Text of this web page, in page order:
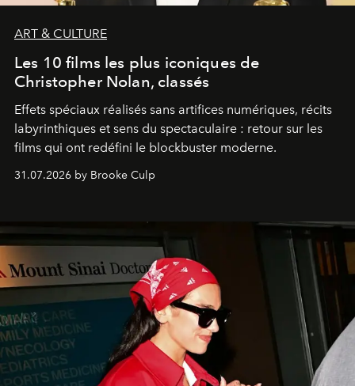
ART & CULTURE
Les 10 films les plus iconiques de
Christopher Nolan, classés
Effets spéciaux réalisés sans artifices numériques, récits
labyrinthiques et sens du spectaculaire : retour sur les
films qui ont redéfini le blockbuster moderne.
31.07.2026 by Brooke Culp